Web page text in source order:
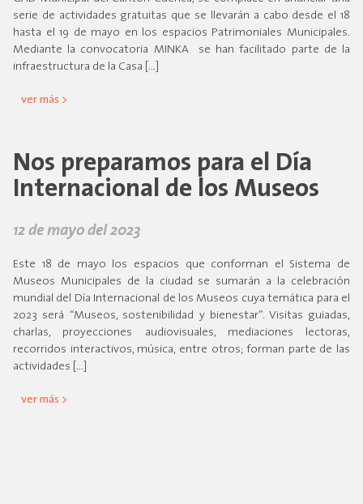
serie de actividades gratuitas que se llevarán a cabo desde el 18
hasta el 19 de mayo en los espacios Patrimoniales Municipales.
Mediante la convocatoria MINKA se han facilitado parte de la
infraestructura de la Casa […]
ver más >
Nos preparamos para el Día
Internacional de los Museos
12 de mayo del 2023
Este 18 de mayo los espacios que conforman el Sistema de
Museos Municipales de la ciudad se sumarán a la celebración
mundial del Día Internacional de los Museos cuya temática para el
2023 será “Museos, sostenibilidad y bienestar”. Visitas guiadas,
charlas, proyecciones audiovisuales, mediaciones lectoras,
recorridos interactivos, música, entre otros; forman parte de las
actividades […]
ver más >